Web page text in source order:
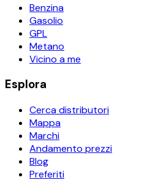
Benzina
Gasolio
GPL
Metano
Vicino a me
Esplora
Cerca distributori
Mappa
Marchi
Andamento prezzi
Blog
Preferiti